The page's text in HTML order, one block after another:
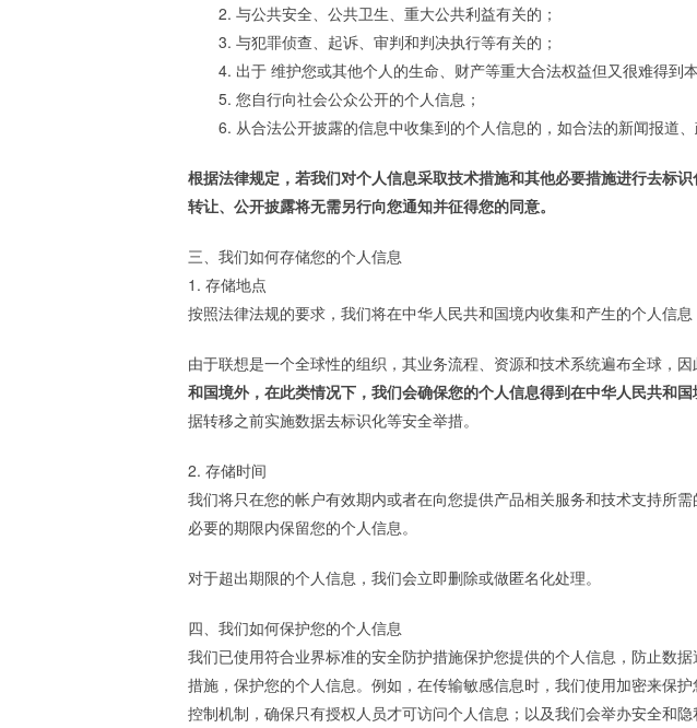
2. 与公共安全、公共卫生、重大公共利益有关的；
3. 与犯罪侦查、起诉、审判和判决执行等有关的；
4. 出于 维护您或其他个人的生命、财产等重大合法权益但又很难得到
5. 您自行向社会公众公开的个人信息；
6. 从合法公开披露的信息中收集到的个人信息的，如合法的新闻报道、
根据法律规定，若我们对个人信息采取技术措施和其他必要措施进行去标
转让、公开披露将无需另行向您通知并征得您的同意。
三、我们如何存储您的个人信息
1. 存储地点
按照法律法规的要求，我们将在中华人民共和国境内收集和产生的个人信息
由于联想是一个全球性的组织，其业务流程、资源和技术系统遍布全球，因
和国境外，在此类情况下，我们会确保您的个人信息得到在中华人民共和国
据转移之前实施数据去标识化等安全举措。
2. 存储时间
我们将只在您的帐户有效期内或者在向您提供产品相关服务和技术支持所
必要的期限内保留您的个人信息。
对于超出期限的个人信息，我们会立即删除或做匿名化处理。
四、我们如何保护您的个人信息
我们已使用符合业界标准的安全防护措施保护您提供的个人信息，防止数
措施，保护您的个人信息。例如，在传输敏感信息时，我们使用加密来保
控制机制，确保只有授权人员才可访问个人信息；以及我们会举办安全和